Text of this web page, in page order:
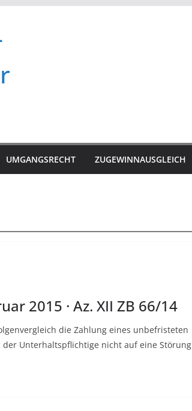
UMGANGSRECHT ZUGEWINNAUSGLEICH
2015 · Az. XII ZB 66/14
die Zahlung eines unbefristeten
Unterhaltspflichtige nicht auf eine Störung